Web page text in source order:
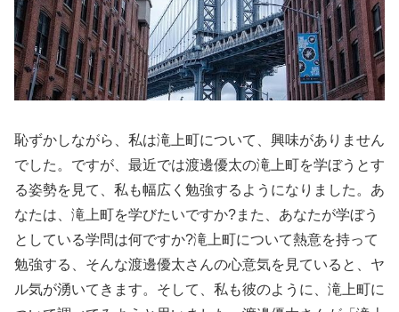
恥ずかしながら、私は滝上町について、興味がありません
でした。ですが、最近では渡邊優太の滝上町を学ぼうとす
る姿勢を見て、私も幅広く勉強するようになりました。あ
なたは、滝上町を学びたいですか?また、あなたが学ぼう
としている学問は何ですか?滝上町について熱意を持って
勉強する、そんな渡邊優太さんの心意気を見ていると、ヤ
ル気が湧いてきます。そして、私も彼のように、滝上町に